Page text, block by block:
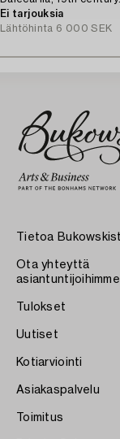
Ei tarjouksia
Lähtöhinta 6 000 SEK
Tietoa
Ota yhteyttä
asiantuntijoihimme
Tulokset
Uutiset
Kotiarviointi
Asiakaspalvelu
Toimitus